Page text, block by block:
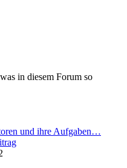
in diesem Forum so
und ihre Aufgaben…